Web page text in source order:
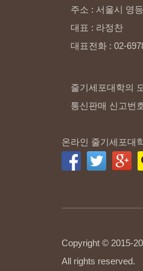
주소 : 서울시 영
대표 : 라정찬
대표전화 : 02-
줄기세포대학의
통신판매 신고번
온라인 줄기세포대
Copyright © 2015-
All rights reserved.